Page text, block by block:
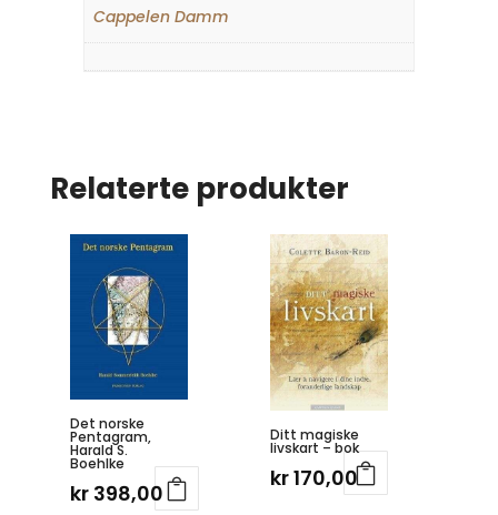
Cappelen Damm
Relaterte produkter
Det norske
Pentagram,
Harald S.
Boehlke
kr398,00
Ditt magiske
livskart – bok
kr170,00